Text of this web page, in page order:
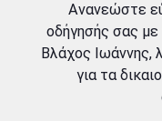
Ανανεώστε
οδήγησής σας
Βλάχος Ιωάννης,
για τα